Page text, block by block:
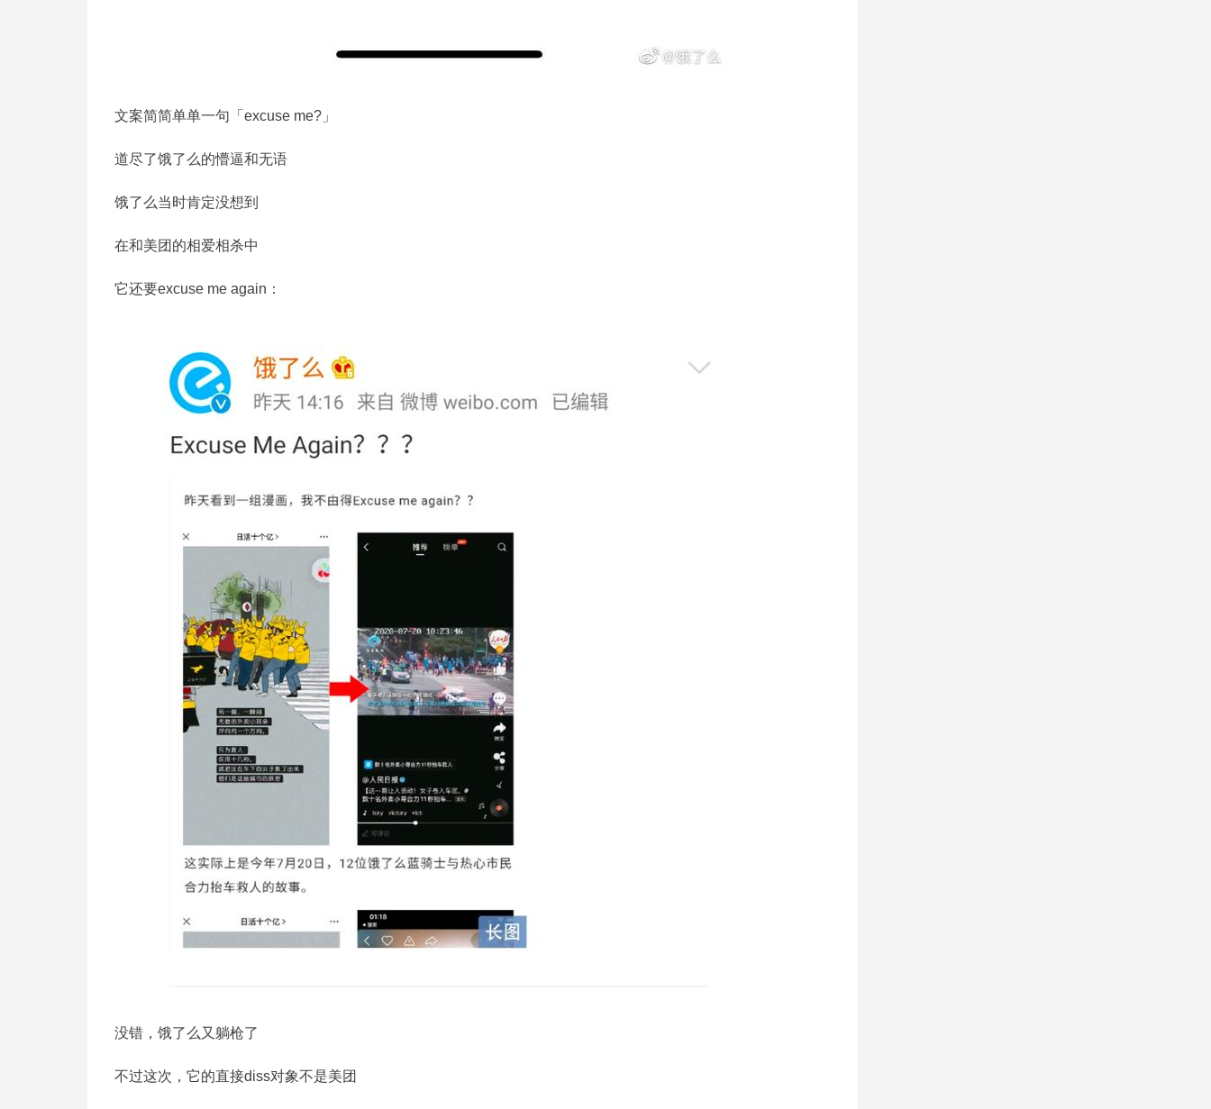
文案简简单单一句「excuse me?」
道尽了饿了么的懵逼和无语
饿了么当时肯定没想到
在和美团的相爱相杀中
它还要excuse me again：
没错，饿了么又躺枪了
不过这次，它的直接diss对象不是美团